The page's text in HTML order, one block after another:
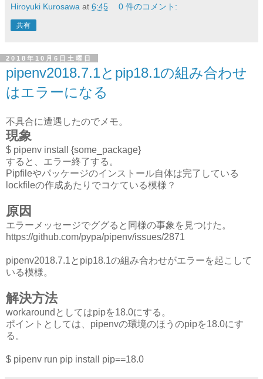
Hiroyuki Kurosawa at 6:45 0 件のコメント:
共有
2018年10月6日土曜日
pipenv2018.7.1とpip18.1の組み合わせ
はエラーになる
不具合に遭遇したのでメモ。
現象
$ pipenv install {some_package}
すると、エラー終了する。
Pipfileやパッケージのインストール自体は完了している
lockfileの作成あたりでコケている模様？
原因
エラーメッセージでググると同様の事象を見つけた。
https://github.com/pypa/pipenv/issues/2871
pipenv2018.7.1とpip18.1の組み合わせがエラーを起こして
いる模様。
解決方法
workaroundとしてはpipを18.0にする。
ポイントとしては、pipenvの環境のほうのpipを18.0にす
る。
$ pipenv run pip install pip==18.0